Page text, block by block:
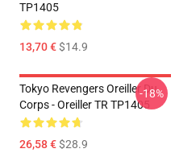
TP1405
13,70 €$14.9
Tokyo Revengers Oreiller Du
Corps - Oreiller TR TP1405
26,58 €$28.9
-18%